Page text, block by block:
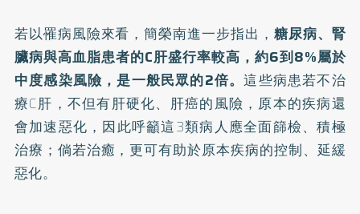
若以罹病風險來看，簡榮南進一步指出， 糖尿病、腎
臟病與高血脂患者的C肝盛行率較高，約6到8%屬於
中度感染風險，是一般民眾的2倍。這些病患若不治
療C肝，不但有肝硬化、肝癌的風險，原本的疾病還
會加速惡化，因此呼籲這3類病人應全面篩檢、積極
治療；倘若治癒，更可有助於原本疾病的控制、延緩
惡化。